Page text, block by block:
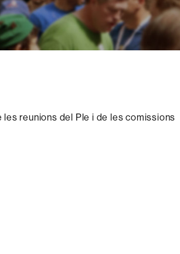
reunions del Ple i de les comissions